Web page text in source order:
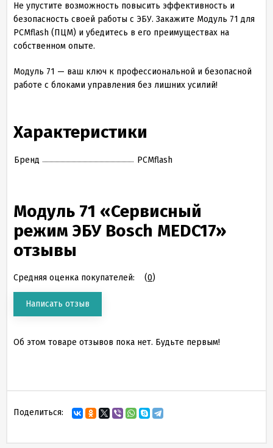
Не упустите возможность повысить эффективность и
безопасность своей работы с ЭБУ. Закажите Модуль 71 для
PCMflash (ПЦМ) и убедитесь в его преимуществах на
собственном опыте.
Модуль 71 — ваш ключ к профессиональной и безопасной
работе с блоками управления без лишних усилий!
Характеристики
Бренд PCMflash
Модуль 71 «Сервисный
режим ЭБУ Bosch MEDC17»
отзывы
Средняя оценка покупателей: (0)
Написать отзыв
Об этом товаре отзывов пока нет. Будьте первым!
Поделиться: